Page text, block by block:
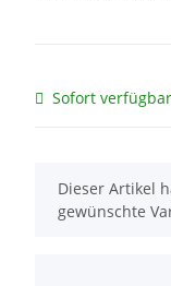
Sofort verfügbar
x
Dieser Artikel
gewünschte